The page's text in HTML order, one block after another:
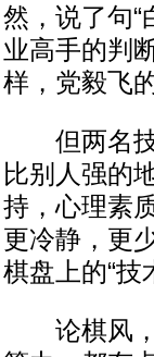
然，说了句“
业高手的判
样，党毅飞
但两名技
比别人强的
持，心理素
更冷静，更
棋盘上的“技
论棋风，